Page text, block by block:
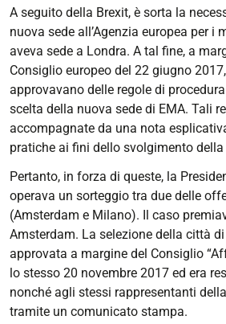
court-
competition/edizioni-
precedenti/1-
edizione-
il-
caso-
ema
1°
Edizione:
caso
EMA
2019-
11-
06T10:00:00+01:00
2019-
A seguito della Brexit, è sorta la
nuova sede all’Agenzia europea per i
aveva sede a Londra. A tal fine, a
Consiglio europeo del 22 giugno
approvavano delle regole di
scelta della nuova sede di EMA. Tali
accompagnate da una nota
pratiche ai fini dello svolgimento
Pertanto, in forza di queste, la
operava un sorteggio tra due delle
(Amsterdam e Milano). Il caso
Amsterdam. La selezione della città
approvata a margine del Consiglio
lo stesso 20 novembre 2017 ed era
nonché agli stessi rappresentanti
tramite un comunicato stampa.